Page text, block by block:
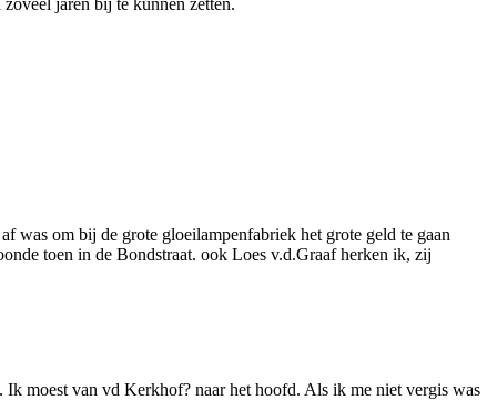
was om bij de grote gloeilampenfabriek het grote geld te gaan
toen in de Bondstraat. ook Loes v.d.Graaf herken ik, zij
Ik moest van vd Kerkhof? naar het hoofd. Als ik me niet vergis was